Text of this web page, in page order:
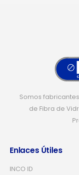
Somos
de Fibra de
Enlaces Útiles
INCO ID